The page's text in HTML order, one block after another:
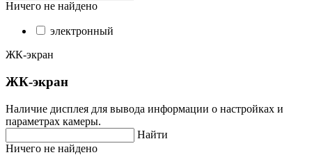
Ничего не найдено
электронный
ЖК-экран
ЖК-экран
Наличие дисплея для вывода информации о настройках и
параметрах камеры.
Найти
Ничего не найдено